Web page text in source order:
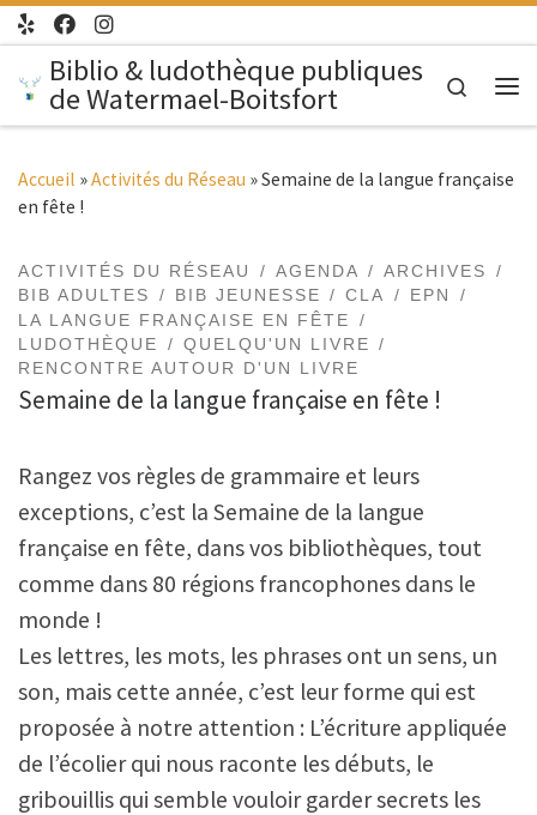
Passer au contenu
Biblio & ludothèque publiques
de Watermael-Boitsfort
Search
Accueil »Activités du Réseau »Semaine de la langue française
en fête !
ACTIVITÉS DU RÉSEAU AGENDA
ARCHIVES
BIB ADULTES
BIB JEUNESSE CLA
EPN
LA LANGUE FRANÇAISE EN FÊTE
LUDOTHÈQUE
QUELQU'UN LIVRE
RENCONTRE AUTOUR D'UN LIVRE
Semaine de la langue française en fête !
Rangez vos règles de grammaire et leurs
exceptions, c’est la Semaine de la langue
française en fête, dans vos bibliothèques, tout
comme dans 80 régions francophones dans le
monde !
Les lettres, les mots, les phrases ont un sens, un
son, mais cette année, c’est leur forme qui est
proposée à notre attention : L’écriture appliquée
de l’écolier qui nous raconte les débuts, le
gribouillis qui semble vouloir garder secrets les